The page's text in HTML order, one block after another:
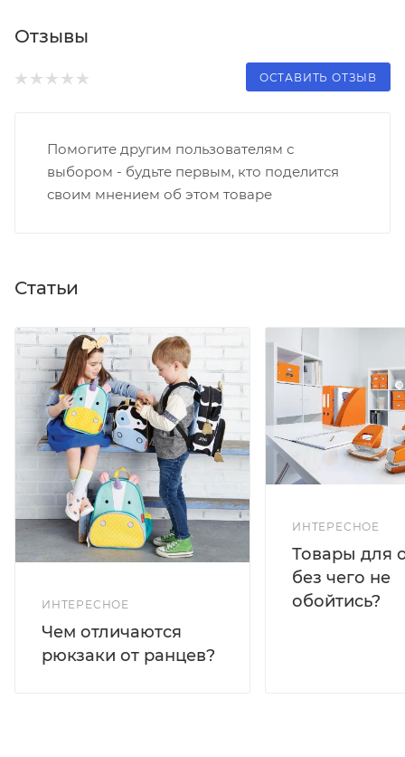
Отзывы
ОСТАВИТЬ ОТЗЫВ
Помогите другим пользователям с
выбором - будьте первым, кто поделится
своим мнением об этом товаре
Статьи
ИНТЕРЕСНОЕ
Чем отличаются
рюкзаки от ранцев?
ИНТЕРЕСНОЕ
Товары для
без чего не
обойтись?